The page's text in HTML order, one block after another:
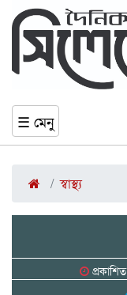
☰ মেনু
স্বাস্থ্য